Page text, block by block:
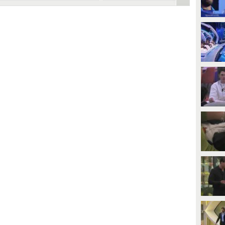
te'
sfida contro Vincenzo Di